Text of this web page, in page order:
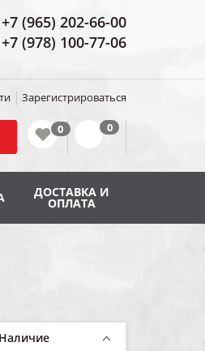
+7 (965) 202-66-00
+7 (978) 100-77-06
Зарегистрироваться
ДОСТАВКА И
ОПЛАТА
Наличие